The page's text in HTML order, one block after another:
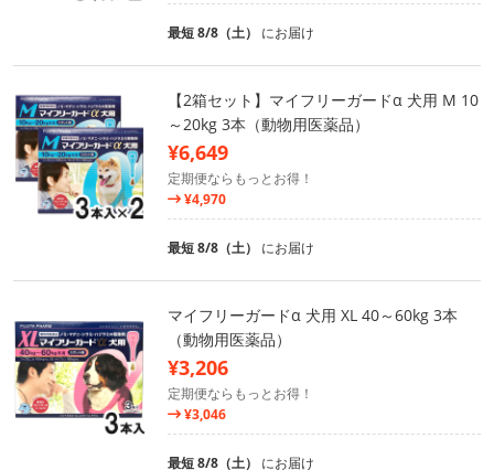
最短 8/8（土） にお届け
【2箱セット】マイフリーガードα 犬用 M 10
～20kg 3本（動物用医薬品）
¥6,649
定期便ならもっとお得！
¥4,970
最短 8/8（土） にお届け
マイフリーガードα 犬用 XL 40～60kg 3本
（動物用医薬品）
¥3,206
定期便ならもっとお得！
¥3,046
最短 8/8（土） にお届け